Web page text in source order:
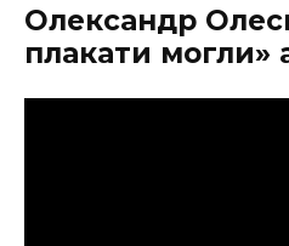
Олександр
плакати могли»